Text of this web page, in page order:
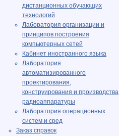
дистанционных обучающих
технологий
Лаборатория организации и
принципов построения
компьютерных сетей
Кабинет иностранного языка
Лаборатория
автоматизированного
проектирования,
конструирования и производства
радиоаппаратуры
Лаборатория операционных
систем и сред
Заказ справок